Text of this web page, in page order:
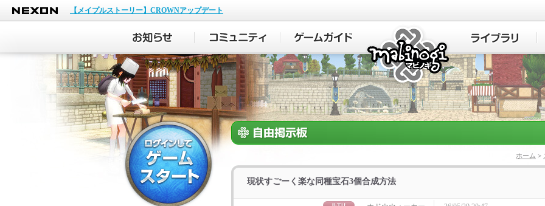
NEXON
【メイプルストーリー】CROWNアップデート
マビノギ
ホーム >
現状すごーく楽な同種宝石3個合成方法